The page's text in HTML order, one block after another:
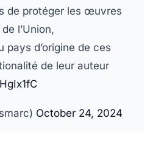
de protéger les œuvres
l’Union,
pays d’origine de ces
de leur auteur
October 24, 2024